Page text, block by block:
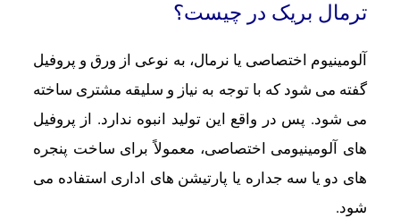
ترمال بریک در چیست؟
آلومینیوم اختصاصی یا نرمال، به نوعی از ورق و پروفیل
گفته می ‌شود که با توجه به نیاز و سلیقه مشتری ساخته
می‌ شود. پس در واقع این تولید انبوه ندارد. از پروفیل
‌های آلومینیومی اختصاصی، معمولاً برای ساخت پنجره
‌های دو یا سه جداره یا پارتیشن ‌های اداری استفاده می‌
شود.